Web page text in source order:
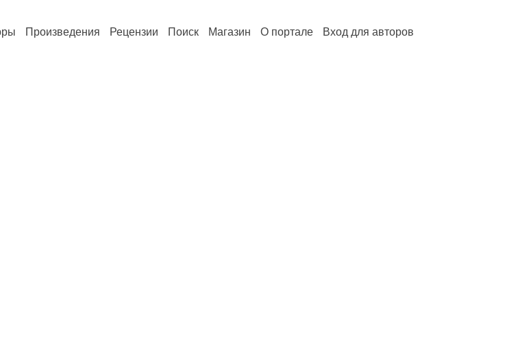
Произведения Рецензии Поиск Магазин О портале Вход для авторов